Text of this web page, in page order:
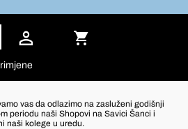
vas da odlazimo na zasluženi godišnji
periodu naši Shopovi na Savici Šanci i
naši kolege u uredu.